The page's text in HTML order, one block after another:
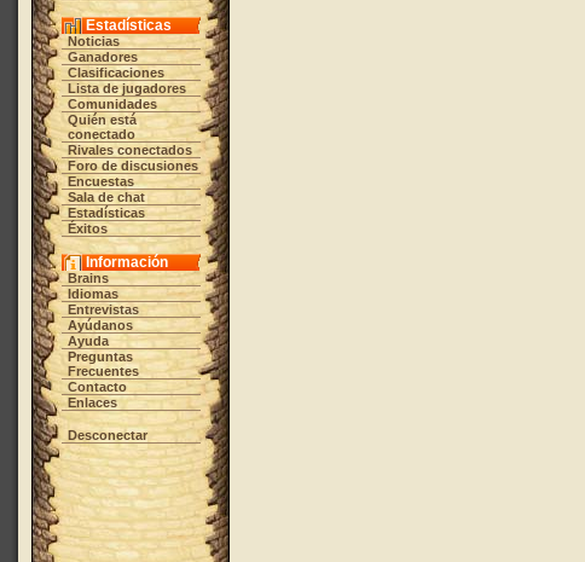
Estadísticas
Noticias
Ganadores
Clasificaciones
Lista de jugadores
Comunidades
Quién está
conectado
Rivales conectados
Foro de discusiones
Encuestas
Sala de chat
Estadísticas
Éxitos
Información
Brains
Idiomas
Entrevistas
Ayúdanos
Ayuda
Preguntas
Frecuentes
Contacto
Enlaces
Desconectar